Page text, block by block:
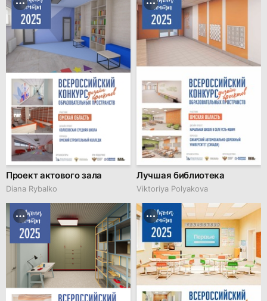
Проект актового зала
Diana Rybalko
Лучшая библиотека
Viktoriya Polyakova